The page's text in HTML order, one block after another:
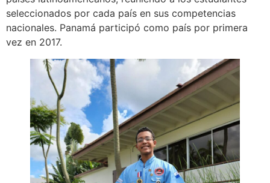
seleccionados por cada país en sus competencias
nacionales. Panamá participó como país por primera
vez en 2017.